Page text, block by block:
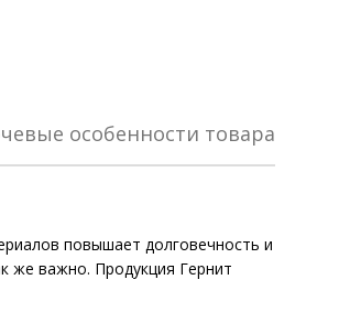
особенности товара
повышает долговечность и
же важно. Продукция Гернит